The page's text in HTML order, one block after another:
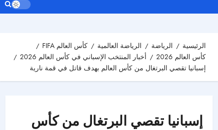
الرئيسية الرياضة الرياضة العالمية
كأس العالم FIFA
كأس العالم 2026
أخبار المنتخب الإسباني في كأس العالم 2026
إسبانيا تقصي البرتغال من كأس العالم بهدف قاتل في قمة نارية
إسبانيا تقصي البرتغال من كأس